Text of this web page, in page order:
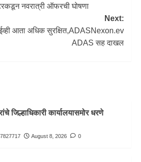
नवरात्री ऑफरची घोषणा
Next:
आता अधिक सुरक्षित,ADASNexon.ev
ADAS सह दाखल
जिल्हाधिकारी कार्यालयासमोर धरणे
August 8, 2026
0